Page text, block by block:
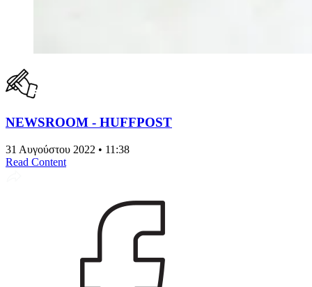
NEWSROOM - HUFFPOST
31 Αυγούστου 2022 • 11:38
Read Content